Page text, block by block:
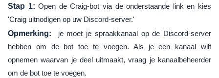
Stap 1: Open de Craig-bot via de onderstaande link en kies
'Craig uitnodigen op uw Discord-server.'
Opmerking:
je moet je spraakkanaal op de Discord-server
hebben om de bot toe te voegen. Als je een kanaal wilt
opnemen waarvan je deel uitmaakt, vraag je kanaalbeheerder
om de bot toe te voegen.